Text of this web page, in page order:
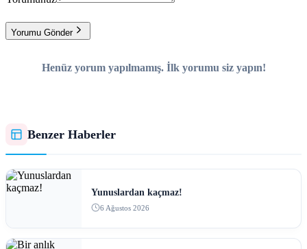
Yorumu Gönder
Henüz yorum yapılmamış. İlk yorumu siz yapın!
Benzer Haberler
Yunuslardan kaçmaz!
6 Ağustos 2026